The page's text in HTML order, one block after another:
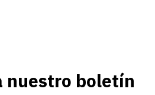
nuestro boletín